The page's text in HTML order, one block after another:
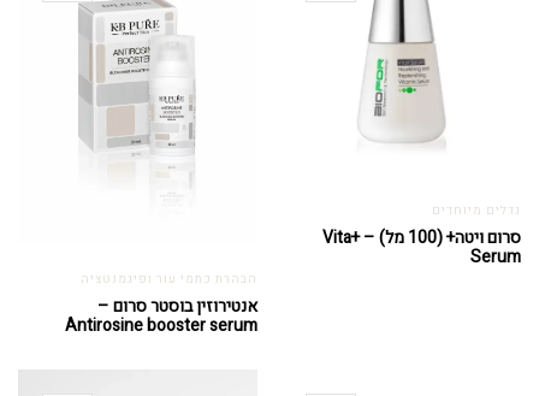
גדלים מיוחדים
סרום ויטה+ (100 מל) – Vita+
Serum
הבהרת כתמי עור ופיגמנטציה
אנטירוזין בוסטר סרום –
Antirosine booster serum